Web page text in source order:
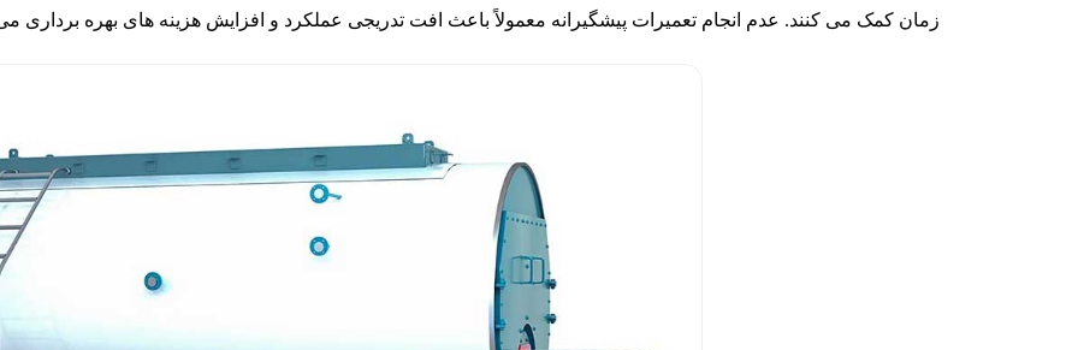
زمان کمک می کنند. عدم انجام تعمیرات پیشگیرانه معمولاً باعث افت تدریجی عملکرد و افزایش هزینه های بهره برداری